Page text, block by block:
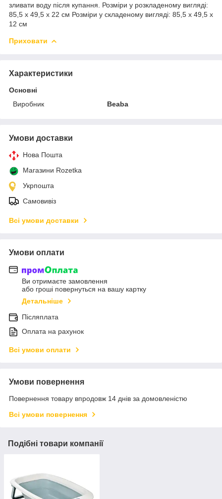
зливати воду після купання. Розміри у розкладеному вигляді:
85,5 x 49,5 x 22 см Розміри у складеному вигляді: 85,5 x 49,5 x
12 см
Приховати
Характеристики
Основні
Виробник
Beaba
Умови доставки
Нова Пошта
Магазини Rozetka
Укрпошта
Самовивіз
Всі умови доставки
Умови оплати
Ви отримаєте замовлення
або гроші повернуться на вашу картку
Детальніше
Післяплата
Оплата на рахунок
Всі умови оплати
Умови повернення
Повернення товару впродовж 14 днів за домовленістю
Всі умови повернення
Подібні товари компанії